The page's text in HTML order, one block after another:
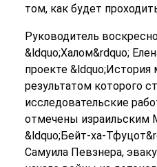
том, как будет
Руководитель
&ldquo;Халом&rdquo;
проекте &ldquo;История
результатом которого
исследовательские
отмечены израильским
&ldquo;Бейт-ха-
Самуила Певзнера,